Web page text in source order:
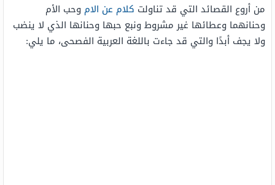
من أروع القصائد التي قد تناولت كلام عن الام وحب الأم
وحنانهما وعطائها غير مشروط ونبع حبها وحنانها الذي لا ينضب
ولا يجف أبدًا والتي قد جاءت باللغة العربية الفصحى، ما يلي: